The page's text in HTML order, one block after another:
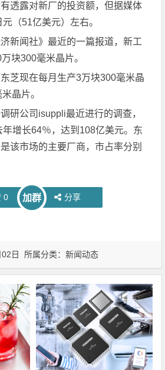
露对新厂的投资额，但据媒体
（51亿美元）左右。
闻社》最近的一篇报道，新工
块300毫米晶片。
现在每月生产3万块300毫米晶
晶片。
公司isuppli最近进行的调查，
增长64％，达到108亿美元。东
该市场的主要厂商，市占率分别
0 加群 分享
02日 所属分类：新闻动态